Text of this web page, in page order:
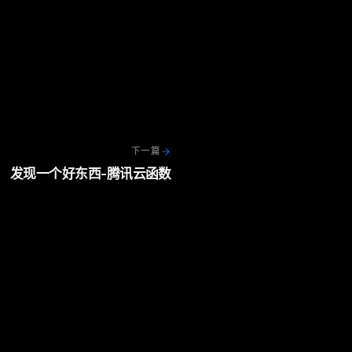
下一篇
发现一个好东西-腾讯云函数